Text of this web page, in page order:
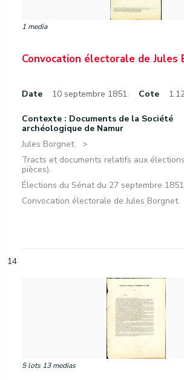
1 media
Convocation électorale de Jules
Date 10 septembre 1851. Cote
Contexte : Documents de la Société
archéologique de Namur
Jules Borgnet.
Tracts et documents relatifs aux
pièces).
Élections du Sénat du 27 septembre
Convocation électorale de Jules Borgnet.
14
5 lots 13 medias